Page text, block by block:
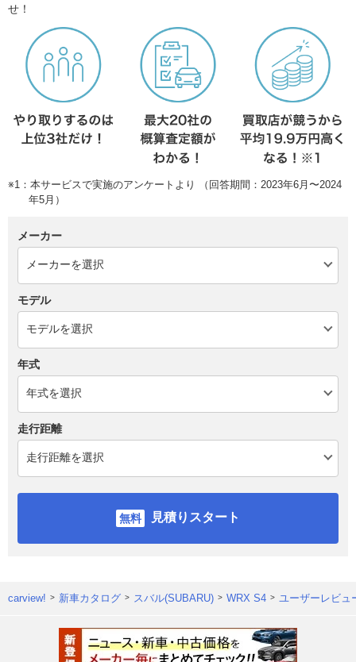
せ！
※1：本サービスで実施のアンケートより （回答期間：2023年6月〜2024
年5月）
メーカー
モデル
年式
走行距離
見積りスタート
carview! 新車カタログ スバル(SUBARU) WRX S4 ユーザーレビュ